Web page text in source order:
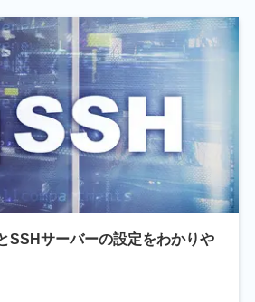
SSHサーバーの設定をわかりや